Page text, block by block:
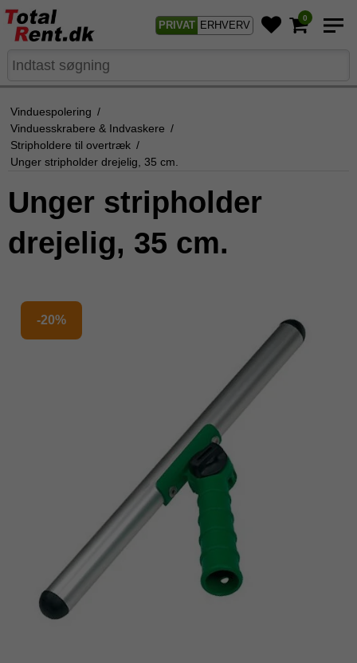
PRIVAT ERHVERV
0
Vinduespolering /
Vinduesskrabere & Indvaskere /
Stripholdere til overtræk /
Unger stripholder drejelig, 35 cm.
Unger stripholder
drejelig, 35 cm.
-20%